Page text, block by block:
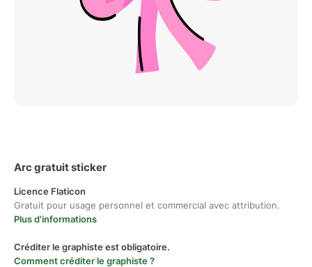
Arc gratuit sticker
Licence Flaticon
Gratuit pour usage personnel et commercial avec attribution.
Plus d'informations
Créditer le graphiste est obligatoire.
Comment créditer le graphiste ?